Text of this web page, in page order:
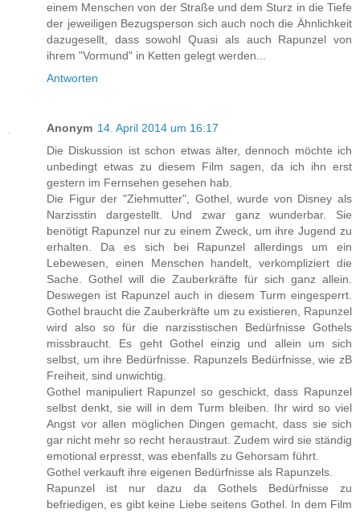
einem Menschen von der Straße und dem Sturz in die Tiefe
der jeweiligen Bezugsperson sich auch noch die Ähnlichkeit
dazugesellt, dass sowohl Quasi als auch Rapunzel von
ihrem "Vormund" in Ketten gelegt werden...
Antworten
Anonym 14. April 2014 um 16:17
Die Diskussion ist schon etwas älter, dennoch möchte ich
unbedingt etwas zu diesem Film sagen, da ich ihn erst
gestern im Fernsehen gesehen hab.
Die Figur der "Ziehmutter", Gothel, wurde von Disney als
Narzisstin dargestellt. Und zwar ganz wunderbar. Sie
benötigt Rapunzel nur zu einem Zweck, um ihre Jugend zu
erhalten. Da es sich bei Rapunzel allerdings um ein
Lebewesen, einen Menschen handelt, verkompliziert die
Sache. Gothel will die Zauberkräfte für sich ganz allein.
Deswegen ist Rapunzel auch in diesem Turm eingesperrt.
Gothel braucht die Zauberkräfte um zu existieren, Rapunzel
wird also so für die narzisstischen Bedürfnisse Gothels
missbraucht. Es geht Gothel einzig und allein um sich
selbst, um ihre Bedürfnisse. Rapunzels Bedürfnisse, wie zB
Freiheit, sind unwichtig.
Gothel manipuliert Rapunzel so geschickt, dass Rapunzel
selbst denkt, sie will in dem Turm bleiben. Ihr wird so viel
Angst vor allen möglichen Dingen gemacht, dass sie sich
gar nicht mehr so recht heraustraut. Zudem wird sie ständig
emotional erpresst, was ebenfalls zu Gehorsam führt.
Gothel verkauft ihre eigenen Bedürfnisse als Rapunzels.
Rapunzel ist nur dazu da Gothels Bedürfnisse zu
befriedigen, es gibt keine Liebe seitens Gothel. In dem Film